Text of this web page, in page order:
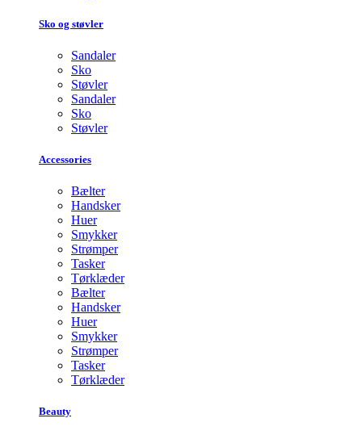
Sko og støvler
Sandaler
Sko
Støvler
Sandaler
Sko
Støvler
Accessories
Bælter
Handsker
Huer
Smykker
Strømper
Tasker
Tørklæder
Bælter
Handsker
Huer
Smykker
Strømper
Tasker
Tørklæder
Beauty